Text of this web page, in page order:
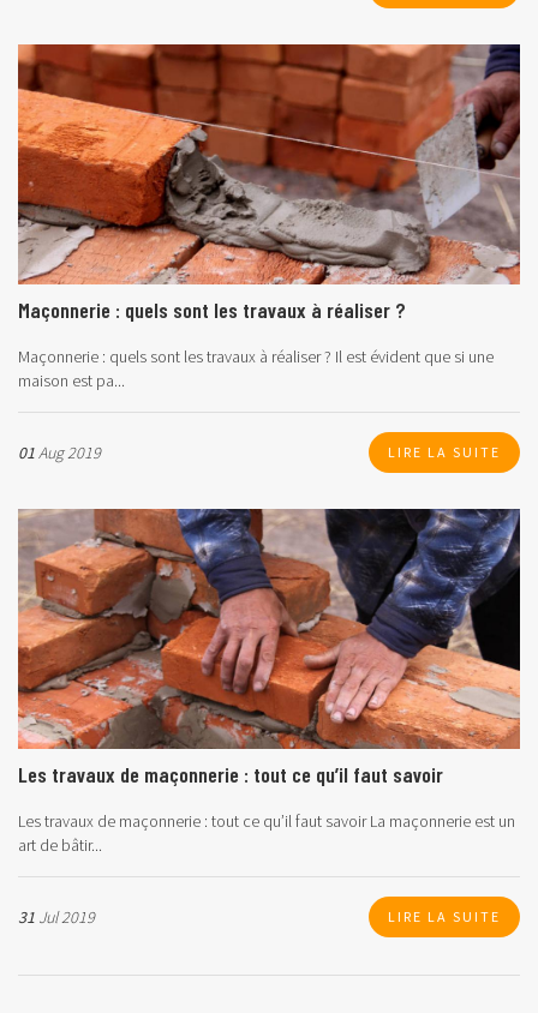
Maçonnerie : quels sont les travaux à réaliser ?
Maçonnerie : quels sont les travaux à réaliser ? Il est évident que si une
maison est pa...
01Aug 2019 LIRE LA SUITE
Les travaux de maçonnerie : tout ce qu’il faut savoir
Les travaux de maçonnerie : tout ce qu’il faut savoirLa maçonnerie est un
art de bâtir...
31 Jul 2019 LIRE LA SUITE